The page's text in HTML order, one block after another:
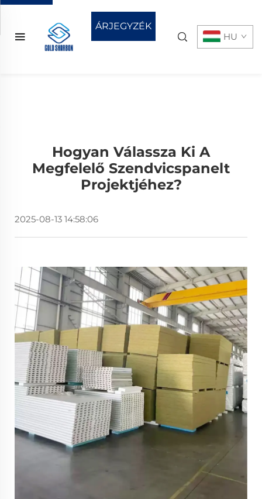
ÁRJEGYZÉK
HU
Hogyan Válassza Ki A
Megfelelő Szendvicspanelt
Projektjéhez?
2025-08-13 14:58:06